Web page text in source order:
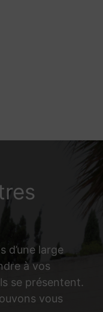
d’une large
à vos
se présentent.
vous